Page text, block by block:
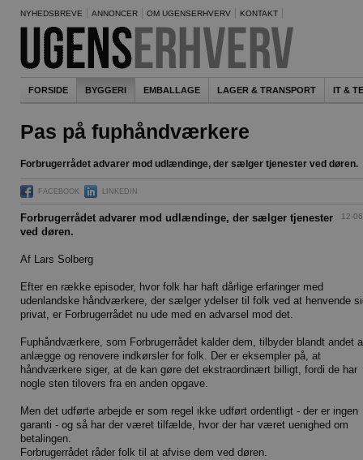
NYHEDSBREVE ANNONCER OM UGENSERHVERV KONTAKT
FORSIDE BYGGERI EMBALLAGE LAGER & TRANSPORT IT &
Pas på fuphåndværkere
Forbrugerrådet advarer mod udlændinge, der sælger tjenester ved døren.
FACEBOOK LINKEDIN
12-
Forbrugerrådet advarer mod udlændinge, der sælger tjenester
ved døren.
Af Lars Solberg
Efter en række episoder, hvor folk har haft dårlige erfaringer med
udenlandske håndværkere, der sælger ydelser til folk ved at henvende
privat, er Forbrugerrådet nu ude med en advarsel mod det.
Fuphåndværkere, som Forbrugerrådet kalder dem, tilbyder blandt andet
anlægge og renovere indkørsler for folk. Der er eksempler på, at
håndværkere siger, at de kan gøre det ekstraordinært billigt, fordi de har
nogle sten tilovers fra en anden opgave.
Men det udførte arbejde er som regel ikke udført ordentligt - der er ingen
garanti - og så har der været tilfælde, hvor der har været uenighed om
betalingen.
Forbrugerrådet råder folk til at afvise dem ved døren.